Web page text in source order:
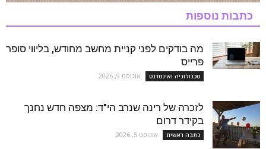
כתבות נוספות
מה בודקים לפני קניית מחשב מחודש, בליווי סופר
פרייס
טכנולוגיה ואינטרנט אוגוסט 9, 2026
לזכרה של רינה שנרב הי"ד: מצפה חדש נחנך
בקידר דרום
כתבה ראשית אוגוסט 5, 2026